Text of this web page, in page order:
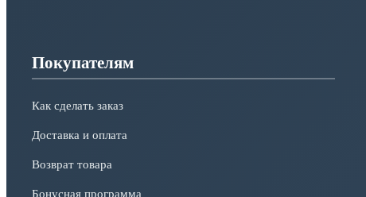
Покупателям
Как сделать заказ
Доставка и оплата
Возврат товара
Бонусная программа